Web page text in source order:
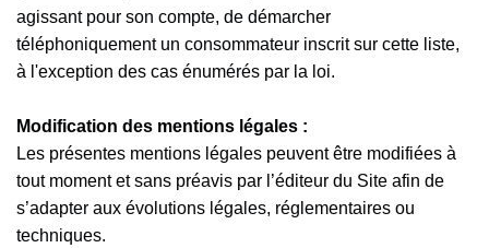
agissant pour son compte, de démarcher
téléphoniquement un consommateur inscrit sur cette liste,
à l'exception des cas énumérés par la loi.
Modification des mentions légales :
Les présentes mentions légales peuvent être modifiées à
tout moment et sans préavis par l’éditeur du Site afin de
s’adapter aux évolutions légales, réglementaires ou
techniques.